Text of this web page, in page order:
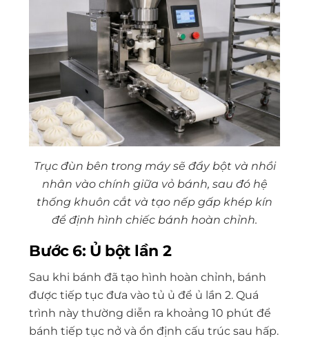
Trục đùn bên trong máy sẽ đẩy bột và nhồi
nhân vào chính giữa vỏ bánh, sau đó hệ
thống khuôn cắt và tạo nếp gấp khép kín
để định hình chiếc bánh hoàn chỉnh.
Bước 6: Ủ bột lần 2
Sau khi bánh đã tạo hình hoàn chỉnh, bánh
được tiếp tục đưa vào tủ ủ để ủ lần 2. Quá
trình này thường diễn ra khoảng 10 phút để
bánh tiếp tục nở và ổn định cấu trúc sau hấp.